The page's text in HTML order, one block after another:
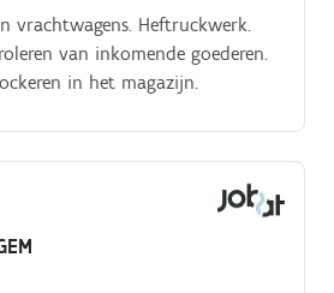
vrachtwagens. Heftruckwerk.
van inkomende goederen.
in het magazijn.